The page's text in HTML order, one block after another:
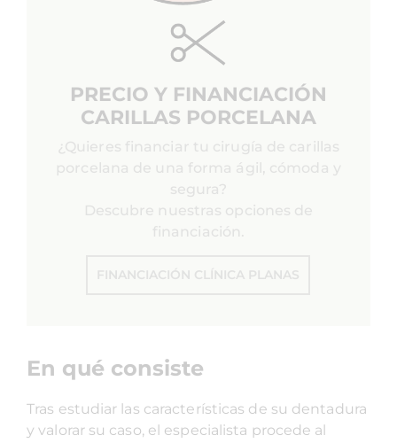
PRECIO Y FINANCIACIÓN
CARILLAS PORCELANA
¿Quieres financiar tu cirugía de carillas
porcelana de una forma ágil, cómoda y
segura?
Descubre nuestras opciones de
financiación.
FINANCIACIÓN CLÍNICA PLANAS
En qué consiste
Tras estudiar las características de su dentadura
y valorar su caso, el especialista procede al